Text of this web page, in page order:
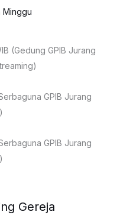
Minggu
(Gedung GPIB Jurang
GPIB Jurang
GPIB Jurang
Gereja